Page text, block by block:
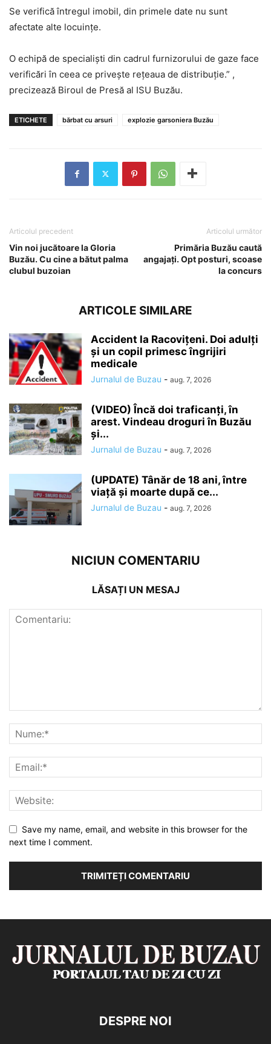
Se verifică întregul imobil, din primele date nu sunt
afectate alte locuințe.
O echipă de specialiști din cadrul furnizorului de gaze face
verificări în ceea ce privește rețeaua de distribuție.” ,
precizează Biroul de Presă al ISU Buzău.
ETICHETE bărbat cu arsuri explozie garsoniera Buzău
Articolul precedent
Vin noi jucătoare la Gloria
Buzău. Cu cine a bătut palma
clubul buzoian
Articolul următor
Primăria Buzău caută
angajați. Opt posturi, scoase
la concurs
ARTICOLE SIMILARE
Accident la Racovițeni. Doi adulți
și un copil primesc îngrijiri
medicale
Jurnalul de Buzau - aug. 7, 2026
(VIDEO) Încă doi traficanți, în
arest. Vindeau droguri în Buzău
și...
Jurnalul de Buzau - aug. 7, 2026
(UPDATE) Tânăr de 18 ani, între
viață și moarte după ce...
Jurnalul de Buzau - aug. 7, 2026
NICIUN COMENTARIU
LĂSAȚI UN MESAJ
Save my name, email, and website in this browser for the
next time I comment.
DESPRE NOI